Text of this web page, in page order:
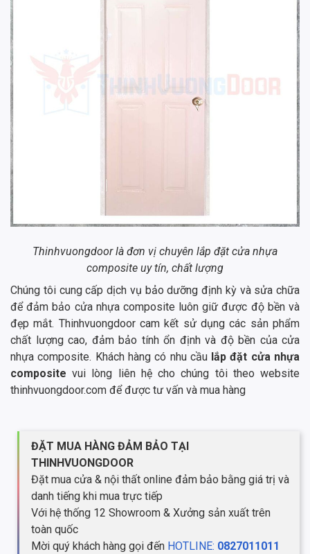
Thinhvuongdoor là đơn vị chuyên lắp đặt cửa nhựa
composite uy tín, chất lượng
Chúng tôi cung cấp dịch vụ bảo dưỡng định kỳ và sửa chữa
để đảm bảo cửa nhựa composite luôn giữ được độ bền và
đẹp mắt. Thinhvuongdoor cam kết sử dụng các sản phẩm
chất lượng cao, đảm bảo tính ổn định và độ bền của cửa
nhựa composite. Khách hàng có nhu cầu lắp đặt cửa nhựa
composite vui lòng liên hệ cho chúng tôi theo website
thinhvuongdoor.com để được tư vấn và mua hàng
ĐẶT MUA HÀNG ĐẢM BẢO TẠI
THINHVUONGDOOR
Đặt mua cửa & nội thất online đảm bảo bằng giá trị và
danh tiếng khi mua trực tiếp
Với hệ thống 12 Showroom & Xưởng sản xuất trên
toàn quốc
Mời quý khách hàng gọi đến HOTLINE: 0827011011